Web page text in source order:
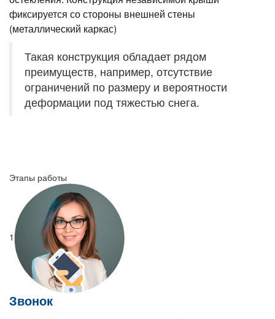
фиксируется со стороны внешней стены
(металлический каркас)
Такая конструкция обладает рядом
преимуществ, например, отсутствие
ограничений по размеру и вероятности
деформации под тяжестью снега.
Этапы работы
1
Звонок